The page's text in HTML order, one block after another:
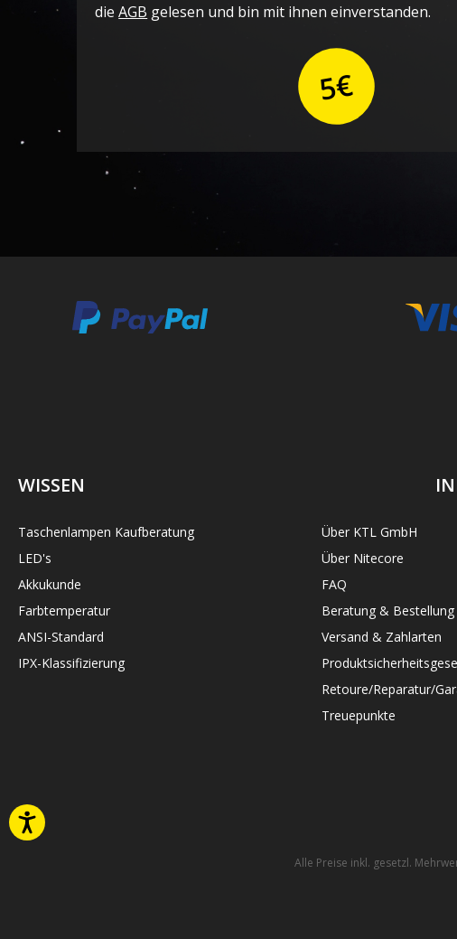
dieAGB gelesen und bin mit ihnen einverstanden.
5€
WISSEN
Taschenlampen Kaufberatung
LED's
Akkukunde
Farbtemperatur
ANSI-Standard
IPX-Klassifizierung
Über KTL GmbH
Über Nitecore
FAQ
Beratung & Bestellung
Versand & Zahlarten
Retoure/Reparatur/
Treuepunkte
Alle Preise inkl. gesetzl.